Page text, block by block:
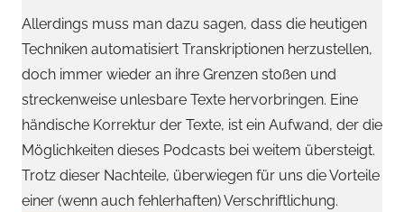
Allerdings muss man dazu sagen, dass die heutigen
Techniken automatisiert Transkriptionen herzustellen,
doch immer wieder an ihre Grenzen stoßen und
streckenweise unlesbare Texte hervorbringen. Eine
händische Korrektur der Texte, ist ein Aufwand, der die
Möglichkeiten dieses Podcasts bei weitem übersteigt.
Trotz dieser Nachteile, überwiegen für uns die Vorteile
einer (wenn auch fehlerhaften) Verschriftlichung.